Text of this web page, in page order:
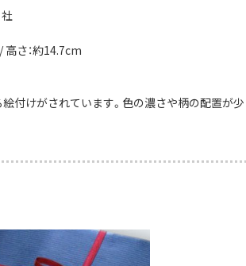
さ：約14.7cm
付けがされています。色の濃さや柄の配置が